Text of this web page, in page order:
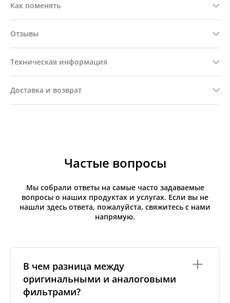
Как поменять
Отзывы
Техническая информация
Доставка и возврат
Частые вопросы
Мы собрали ответы на самые часто задаваемые
вопросы о наших продуктах и услугах. Если вы не
нашли здесь ответа, пожалуйста, свяжитесь с нами
напрямую.
В чем разница между
оригинальными и аналоговыми
фильтрами?